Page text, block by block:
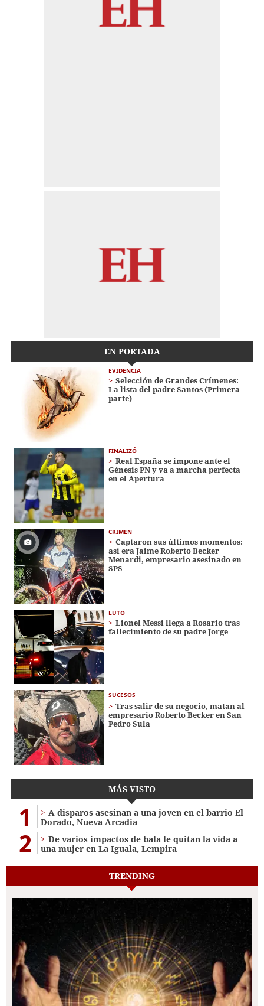
EN PORTADA
EVIDENCIA
Selección de Grandes Crímenes:
La lista del padre Santos (Primera
parte)
FINALIZÓ
Real España se impone ante el
Génesis PN y va a marcha perfecta
en el Apertura
CRIMEN
Captaron sus últimos momentos:
así era Jaime Roberto Becker
Menardi​​​, empresario asesinado en
SPS
LUTO
Lionel Messi llega a Rosario tras
fallecimiento de su padre Jorge
SUCESOS
Tras salir de su negocio, matan al
empresario Roberto Becker en San
Pedro Sula
MÁS VISTO
1
A disparos asesinan a una joven en el barrio El
Dorado, Nueva Arcadia
2
De varios impactos de bala le quitan la vida a
una mujer en La Iguala, Lempira
TRENDING